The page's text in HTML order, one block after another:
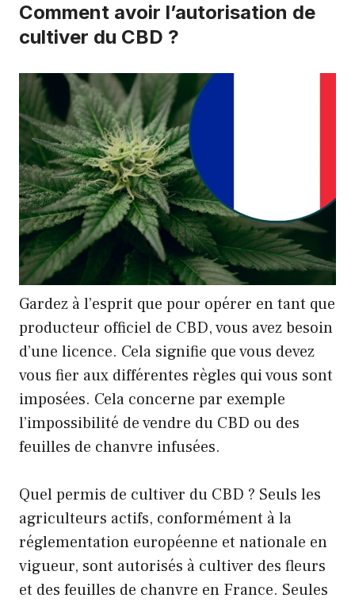
Comment avoir l’autorisation de
cultiver du CBD ?
Gardez à l’esprit que pour opérer en tant que
producteur officiel de CBD, vous avez besoin
d’une licence. Cela signifie que vous devez
vous fier aux différentes règles qui vous sont
imposées. Cela concerne par exemple
l’impossibilité de vendre du CBD ou des
feuilles de chanvre infusées.
Quel permis de cultiver du CBD ? Seuls les
agriculteurs actifs, conformément à la
réglementation européenne et nationale en
vigueur, sont autorisés à cultiver des fleurs
et des feuilles de chanvre en France. Seules